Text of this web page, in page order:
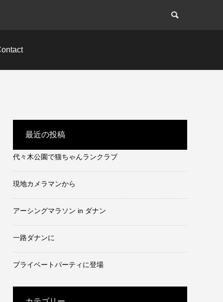
最近の投稿
代々木公園で猫ちゃんランクラブ
現地カメラマンから
アーシングマラソン in ダナン
一路ダナンに
プライベートパーティに登場